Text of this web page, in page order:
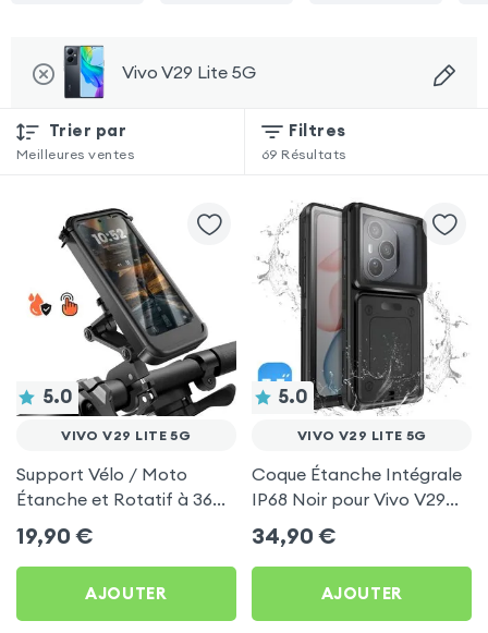
Vivo V29 Lite 5G
Trier par
Meilleures ventes
Filtres
69 Résultats
5.0
VIVO V29 LITE 5G
Support Vélo / Moto
Étanche et Rotatif à 360°
pour Vivo V29 Lite 5G
19,90 €
AJOUTER
5.0
VIVO V29 LITE 5G
Coque Étanche Intégrale
IP68 Noir pour Vivo V29
Lite 5G
34,90 €
AJOUTER